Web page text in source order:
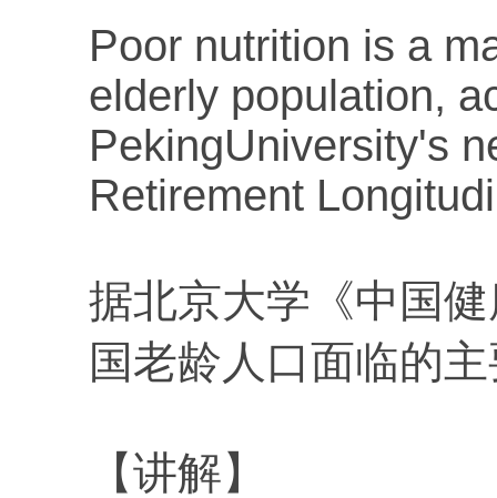
Poor nutrition is a
elderly population,
PekingUniversity's
Retirement
据北京大学《中国
国老龄人口面临的
【讲解】